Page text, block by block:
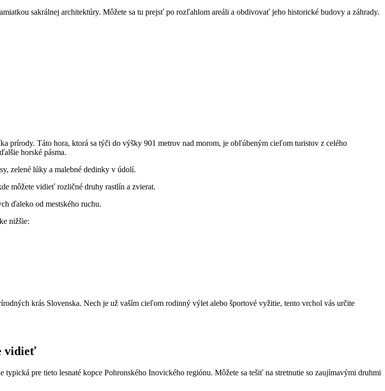
sakrálnej architektúry. Môžete sa tu prejsť po ‍rozľahlom areáli a ⁤obdivovať jeho historické budovy⁤ a záhrady.
Táto‌ hora, ktorá‍ sa⁤ týči do​ výšky 901 metrov nad morom, je obľúbeným​ cieľom turistov z ​celého
horské⁤ pásma.
zelené⁣ lúky a malebné dedinky v ⁤údolí.
môžete vidieť ⁢rozličné druhy rastlín a zvierat.
ďaleko⁣ od mestského ruchu.
nižšie:
krás​ Slovenska. ‍Nech je už vaším cieľom rodinný výlet alebo športové vyžitie, tento vrchol⁤ vás určite
‌vidieť
⁤pre tieto lesnaté‍ kopce Pohronského Inovického ⁢regiónu. Môžete sa tešiť na stretnutie ‌so ‌zaujímavými ​druhmi